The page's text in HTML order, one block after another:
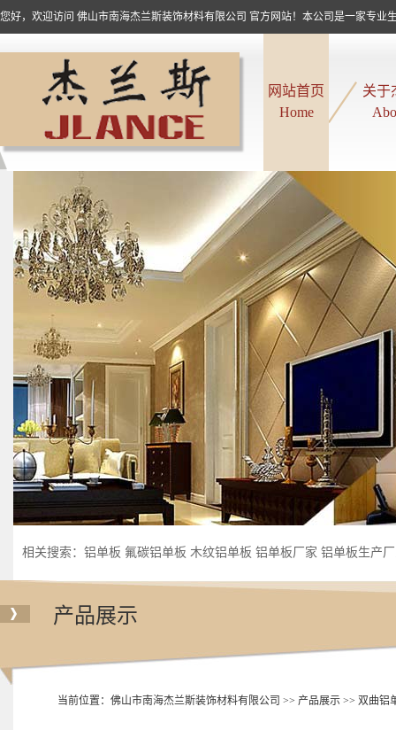
您好，欢迎访问 佛山市南海杰兰斯装饰材料有限公司 官方网站！本公司是一家专
网站首页
Home
关于
相关搜索： 铝单板 氟碳铝单板 木纹铝单板 铝单板厂家 铝单板生产
产品展示
当前位置： 佛山市南海杰兰斯装饰材料有限公司 >> 产品展示 >> 双曲铝